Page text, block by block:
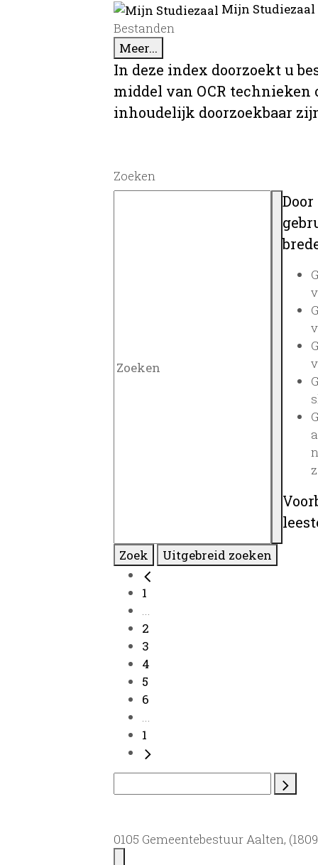
Mijn
Bestanden
Meer...
In deze index doorzoekt u
middel van OCR
inhoudelijk doorzoekbaar
Zoeken
Zoek Uitgebreid zoeken
1
...
2
3
4
5
6
...
1
0105 Gemeentebestuur Aalten,